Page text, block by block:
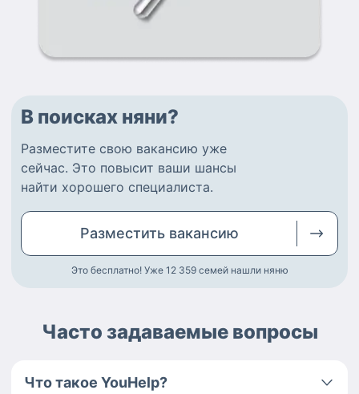
В поисках няни?
Разместите свою вакансию уже
сейчас. Это повысит ваши шансы
найти хорошего специалиста.
Разместить вакансию
Это бесплатно! Уже 12 359 семей нашли няню
Часто задаваемые вопросы
Что такое YouHelp?